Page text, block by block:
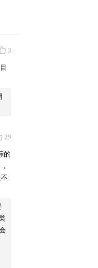
3
29
的